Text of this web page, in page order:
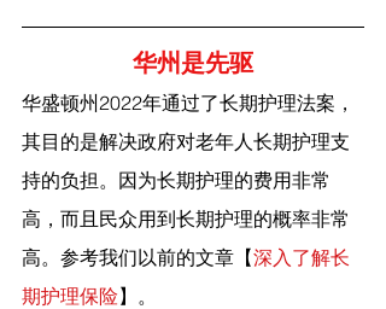
华州是先驱
华盛顿州2022年通过了长期护理法案，
其目的是解决政府对老年人长期护理支
持的负担。因为长期护理的费用非常
高，而且民众用到长期护理的概率非常
高。参考我们以前的文章【深入了解长
期护理保险】。